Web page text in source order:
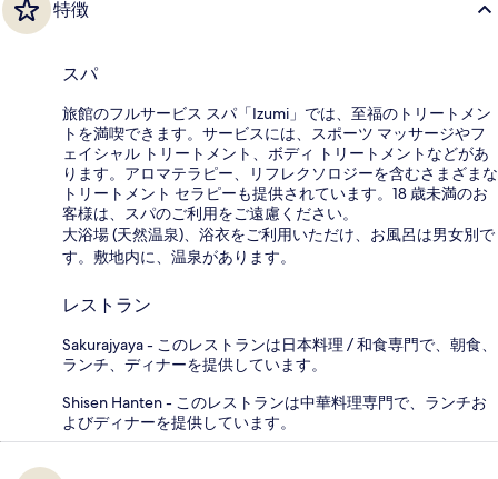
特徴
スパ
旅館のフルサービス スパ「Izumi」では、至福のトリートメン
トを満喫できます。サービスには、スポーツ マッサージやフ
ェイシャル トリートメント、ボディ トリートメントなどがあ
ります。アロマテラピー、リフレクソロジーを含むさまざまな
トリートメント セラピーも提供されています。18 歳未満のお
客様は、スパのご利用をご遠慮ください。
大浴場 (天然温泉)、浴衣をご利用いただけ、お風呂は男女別で
す。敷地内に、温泉があります。
レストラン
Sakurajyaya - このレストランは日本料理 / 和食専門で、朝食、
ランチ、ディナーを提供しています。
Shisen Hanten - このレストランは中華料理専門で、ランチお
よびディナーを提供しています。